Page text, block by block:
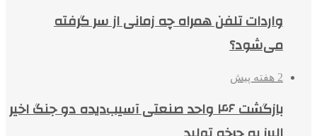
واردات تلفن همراه چه زمانی از سر گرفته
می‌شود؟
2 هفته پیش
بازگشت ۴۶ واحد صنعتی آسیب‌دیده دو جنگ اخیر